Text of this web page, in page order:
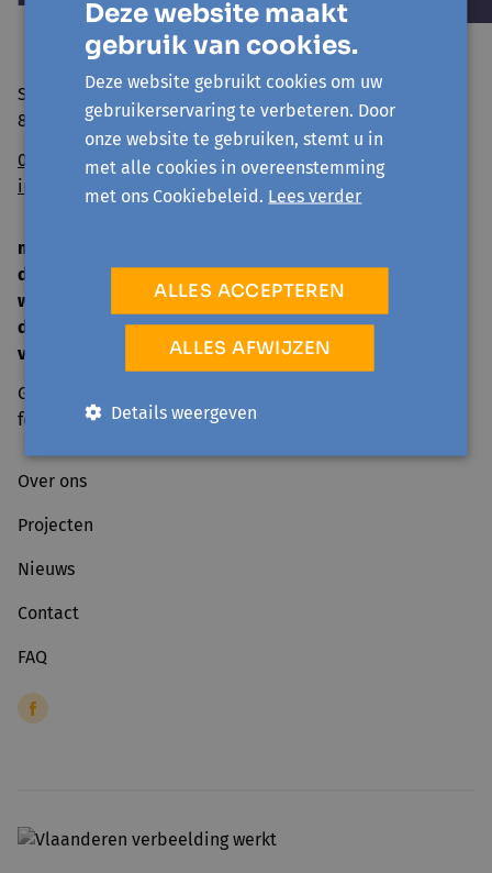
Sint Niklaasstraat 8
8400 Oostende
059/50 39 52
info@avansa-ow.be
ma
di
9 u. - 12 u. | 14 u. - 16 u.
woe
do
9 u. - 12 u. | 14 u. - 16 u.
vrij
Gesloten tijdens schoolvakanties en op officiële
feestdagen.
Over ons
Projecten
Nieuws
Contact
FAQ
Deze website maakt
gebruik van cookies.
Deze website gebruikt cookies om uw
gebruikerservaring te verbeteren. Door
onze website te gebruiken, stemt u in
met alle cookies in overeenstemming
met ons Cookiebeleid. Lees verder
ALLES ACCEPTEREN
ALLES AFWIJZEN
Details weergeven